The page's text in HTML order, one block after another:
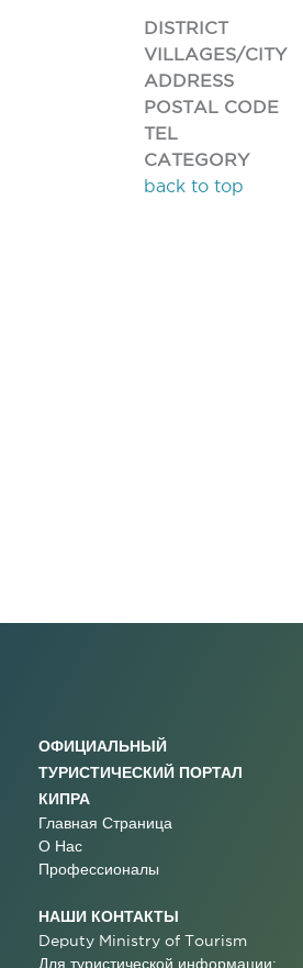
DISTRICT
VILLAGES/CITY
ADDRESS
POSTAL CODE
TEL
CATEGORY
back to top
ОФИЦИАЛЬНЫЙ
ТУРИСТИЧЕСКИЙ ПОРТАЛ
КИПРА
Главная Страница
О Нас
Профессионалы
НАШИ КОНТАКТЫ
Deputy Ministry of Tourism
Для туристической информации: